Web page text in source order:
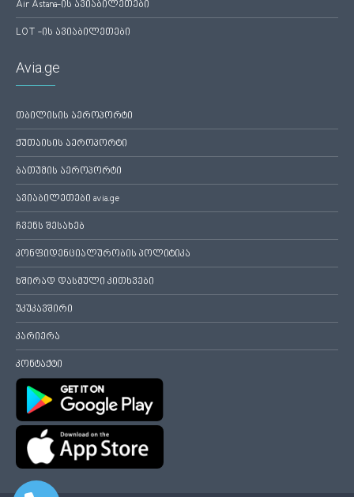
Air Astana-ის ავიაბილეთები
LOT -ის ავიაბილეთები
Avia.ge
თბილისის აეროპორტი
ქუთაისის აეროპორტი
ბათუმის აეროპორტი
ავიაბილეთები avia.ge
ჩვენს შესახებ
კონფიდენციალურობის პოლიტიკა
ხშირად დასმული კითხვები
უკუკავშირი
კარიერა
კონტაქტი